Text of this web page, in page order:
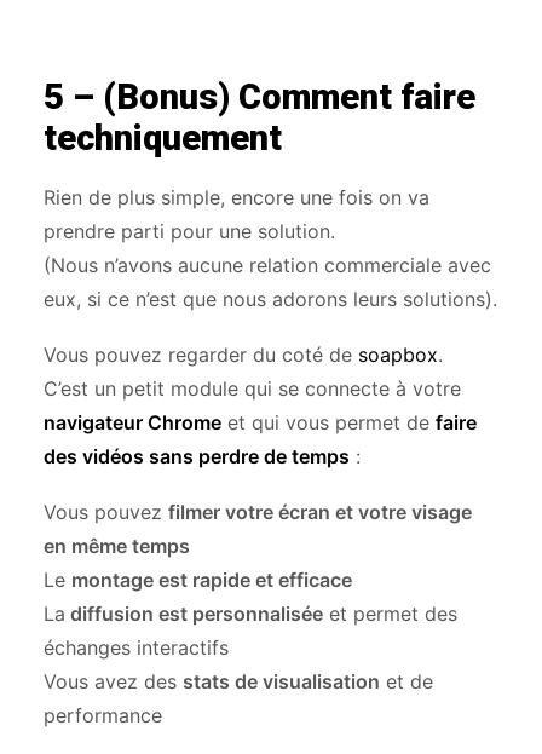
5 – (Bonus) Comment faire
techniquement
Rien de plus simple, encore une fois on va
prendre parti pour une solution.
(Nous n’avons aucune relation commerciale avec
eux, si ce n’est que nous adorons leurs solutions).
Vous pouvez regarder du coté de soapbox.
C’est un petit module qui se connecte à votre
navigateur Chrome et qui vous permet de faire
des vidéos sans perdre de temps :
Vous pouvez filmer votre écran et votre visage
en même temps
Le montage est rapide et efficace
La diffusion est personnalisée et permet des
échanges interactifs
Vous avez des stats de visualisation et de
performance